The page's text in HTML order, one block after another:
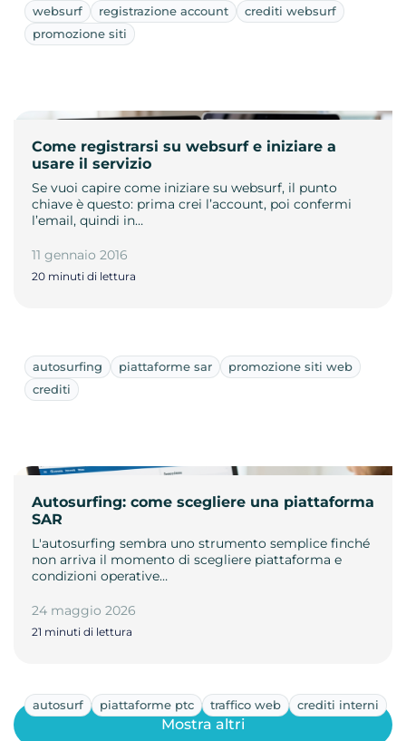
websurf registrazione account
crediti websurf
promozione siti
Come registrarsi su websurf e iniziare a
usare il servizio
Se vuoi capire come iniziare su websurf, il punto
chiave è questo: prima crei l’account, poi confermi
l’email, quindi in…
11 gennaio 2016
20 minuti di lettura
autosurfing piattaforme sar
promozione siti web
crediti
Autosurfing: come scegliere una piattaforma
SAR
L'autosurfing sembra uno strumento semplice finché
non arriva il momento di scegliere piattaforma e
condizioni operative…
24 maggio 2026
21 minuti di lettura
autosurf piattaforme ptc traffico web crediti interni
Mostra altri